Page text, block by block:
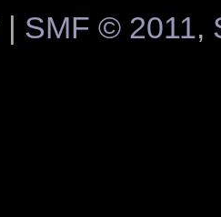
SMF © 2011,